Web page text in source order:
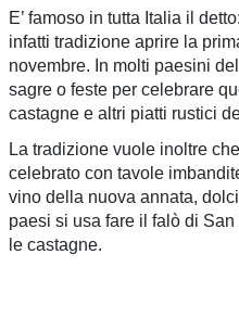
E’ famoso in tutta Italia il
infatti tradizione aprire la
novembre. In molti paesini
sagre o feste per celebrare
castagne e altri piatti rustici
La tradizione vuole inoltre
celebrato con tavole
vino della nuova annata,
paesi si usa fare il falò di
le castagne.